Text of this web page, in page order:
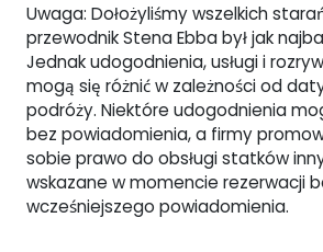
Uwaga: Dołożyliśmy wszelkich
przewodnik Stena Ebba był jak
Jednak udogodnienia, usługi i
mogą się różnić w zależności od
podróży. Niektóre udogodnienia
bez powiadomienia, a firmy
sobie prawo do obsługi statków
wskazane w momencie rezerwacji
wcześniejszego powiadomienia.